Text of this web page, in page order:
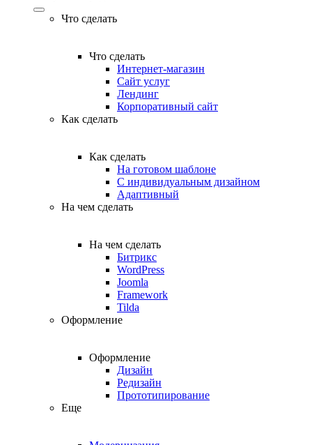
Что сделать
Что сделать
Интернет-магазин
Сайт услуг
Лендинг
Корпоративный сайт
Как сделать
Как сделать
На готовом шаблоне
С индивидуальным дизайном
Адаптивный
На чем сделать
На чем сделать
Битрикс
WordPress
Joomla
Framework
Tilda
Оформление
Оформление
Дизайн
Редизайн
Прототипирование
Еще